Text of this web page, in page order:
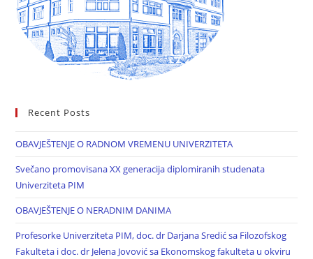
Recent Posts
OBAVJEŠTENJE O RADNOM VREMENU UNIVERZITETA
Svečano promovisana XX generacija diplomiranih studenata
Univerziteta PIM
OBAVJEŠTENJE O NERADNIM DANIMA
Profesorke Univerziteta PIM, doc. dr Darjana Sredić sa Filozofskog
Fakulteta i doc. dr Jelena Jovović sa Ekonomskog fakulteta u okviru